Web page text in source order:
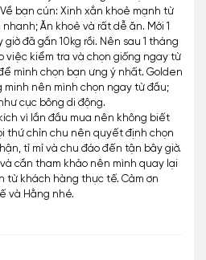
bạn cún: Xinh xắn khoẻ mạnh từ
Ăn khoẻ và rất dễ ăn. Mới 1
đã gần 10kg rồi. Nên sau 1 tháng
việc kiểm tra và chọn giống ngay từ
mình chọn bạn ưng ý nhất. Golden
nên mình chọn ngay từ đầu;
cục bông di động.
vì lần đầu mua nên không biết
thứ chỉn chu nên quyết định chọn
tỉ mỉ và chu đáo đến tận bây giờ.
cần tham khảo nên mình quay lại
từ khách hàng thực tế. Cảm ơn
và Hằng nhé.